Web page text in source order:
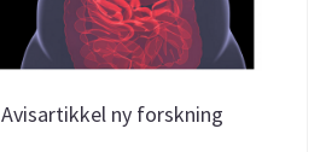
Avisartikkel ny forskning